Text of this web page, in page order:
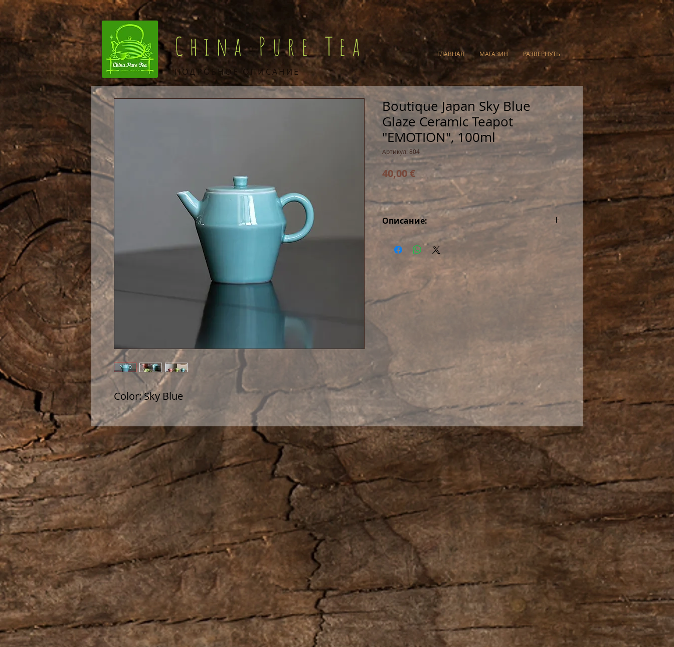
Color: Sky Blue
Boutique Japan Sky Blue
Glaze Ceramic Teapot
"EMOTION", 100ml
Артикул: 804
40,00 €Цена
Описание:
Очень милый фарфоровый чайник,
покрытый нежной цветной глазурью.
Японский фарфор высокой степени очистки.
Легкий и приятный.
Геометрия у чайника отличная. Форма
заваривании крупнолистового Тегуаньинь,
ни при мелколистовом гунтине. Водяной
замок присутствует.
Быстрый и ровный слив. Идеально
притертая крышечка.
Подойдет для чаепитий небольшой
компанией. Отлично раскроет шен пуэры и
светлые чаи.
China Pure Tea
ПОДРОБНОЕ ОПИСАНИЕ
ГЛАВНАЯ МАГАЗИН РАЗВЕРНУТЬ